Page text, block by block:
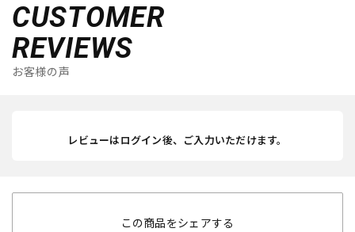
CUSTOMER
REVIEWS
お客様の声
レビューはログイン後、ご入力いただけます。
この商品をシェアする